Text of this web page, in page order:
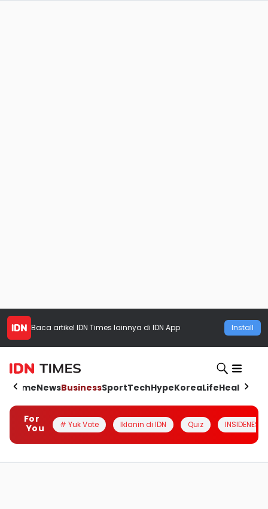
Baca artikel IDN Times lainnya di IDN App Install
HomeNewsBusinessSportTechHypeKoreaLifeHealth
For
You
# Yuk Vote Iklanin di IDN Quiz INSIDENESIA